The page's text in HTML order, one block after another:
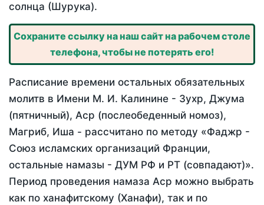
солнца (Шурука).
Сохраните ссылку на наш сайт на рабочем столе
телефона, чтобы не потерять его!
Расписание времени остальных обязательных
молитв в Имени М. И. Калинине - Зухр, Джума
(пятничный), Аср (послеобеденный номоз),
Магриб, Иша - рассчитано по методу «Фаджр -
Союз исламских организаций Франции,
остальные намазы - ДУМ РФ и РТ (совпадают)».
Период проведения намаза Аср можно выбрать
как по ханафитскому (Ханафи), так и по